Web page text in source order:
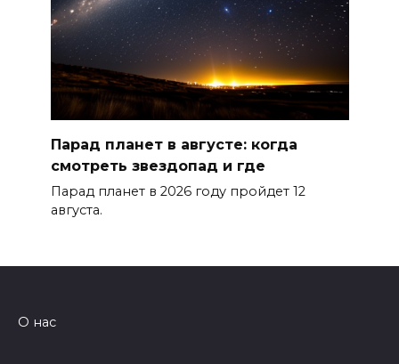
Парад планет в августе: когда
смотреть звездопад и где
Парад планет в 2026 году пройдет 12
августа.
О нас